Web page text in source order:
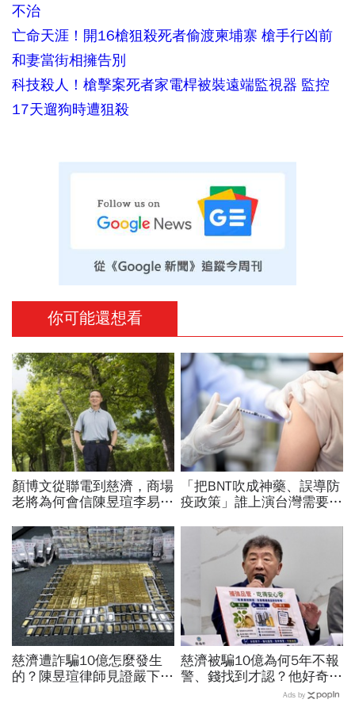
不治
亡命天涯！開16槍狙殺死者偷渡柬埔寨 槍手行凶前
和妻當街相擁告別
科技殺人！槍擊案死者家電桿被裝遠端監視器 監控
17天遛狗時遭狙殺
你可能還想看
顏博文從聯電到慈濟，商場
老將為何會信陳昱瑄李易
聲：將捍衛信眾捐款、蔡英
文也說話
「把BNT吹成神藥、誤導防
疫政策」誰上演台灣需要中
瑾：還防疫團隊一個公道
慈濟遭詐騙10億怎麼發生
的？陳昱瑄律師見證嚴下跪
慈濟被騙10億為何5年不報
警、錢找到才認？他好奇：
當年財報怎麼編…陳時中背
Ads by